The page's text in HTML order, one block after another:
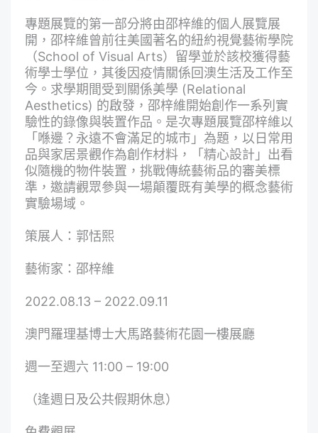
專題展覽的第一部分將由邵梓維的個人展覽展
開，邵梓維曾前往美國著名的紐約視覺藝術學院
（School of Visual Arts）留學並於該校獲得藝
術學士學位，其後因疫情關係回澳生活及工作至
今。求學期間受到關係美學 (Relational
Aesthetics) 的啟發，邵梓維開始創作一系列實
驗性的錄像與裝置作品。是次專題展覽邵梓維以
「喺邊？永遠不會滿足的城市」為題，以日常用
品與家居景觀作為創作材料，「精心設計」出看
似隨機的物件裝置，挑戰傳統藝術品的審美標
準，邀請觀眾參與一場顛覆既有美學的概念藝術
實驗場域。
策展人：郭恬熙
藝術家：邵梓維
2022.08.13 – 2022.09.11
澳門羅理基博士大馬路藝術花園一樓展廳
週一至週六 11:00 – 19:00
（逢週日及公共假期休息）